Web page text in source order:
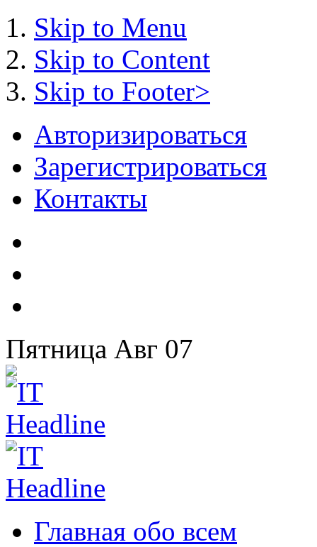
Skip to Menu
Skip to Content
Skip to Footer>
Авторизироваться
Зарегистрироваться
Контакты
Пятница Авг 07
Главная обо всем